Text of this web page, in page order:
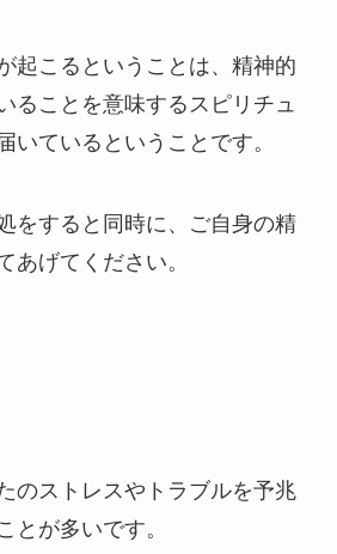
起こるということは、精神的
ることを意味するスピリチュ
いているということです。
をすると同時に、ご自身の精
あげてください。
のストレスやトラブルを予兆
とが多いです。